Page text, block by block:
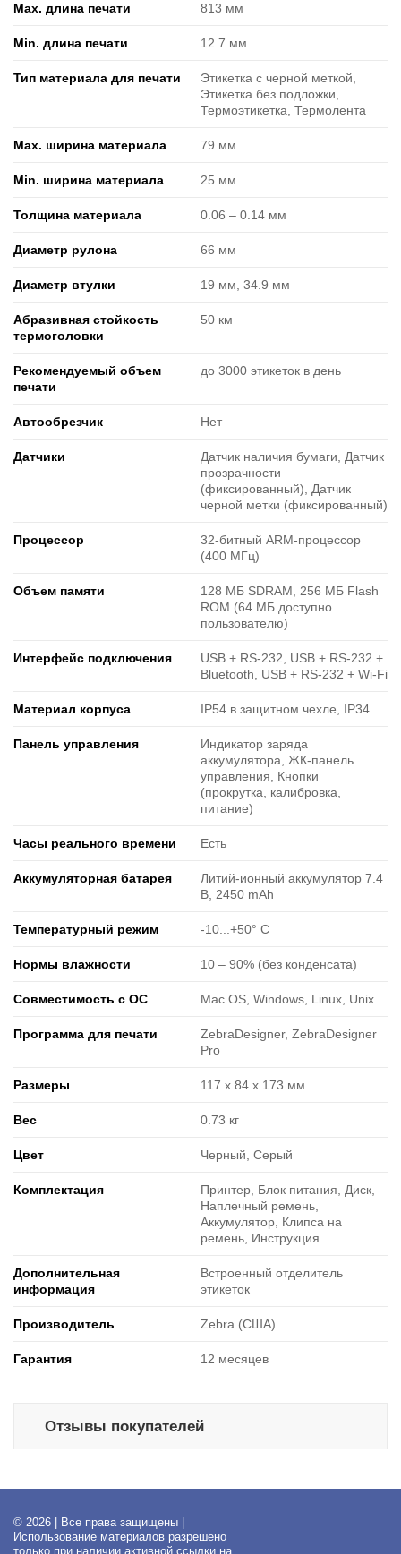
Max. длина печати 813 мм
Min. длина печати 12.7 мм
Тип материала для печати
Этикетка с черной меткой,
Этикетка без подложки,
Термоэтикетка, Термолента
Max. ширина материала 79 мм
Min. ширина материала 25 мм
Толщина материала 0.06 ‒ 0.14 мм
Диаметр рулона 66 мм
Диаметр втулки 19 мм, 34.9 мм
Абразивная стойкость
термоголовки
50 км
Рекомендуемый объем
печати
до 3000 этикеток в день
Автообрезчик Нет
Датчики
Датчик наличия бумаги, Датчик
прозрачности
(фиксированный), Датчик
черной метки (фиксированный)
Процессор
32-битный ARM-процессор
(400 МГц)
Объем памяти
128 МБ SDRAM, 256 МБ Flash
ROM (64 МБ доступно
пользователю)
Интерфейс подключения
USB + RS-232, USB + RS-232 +
Bluetooth, USB + RS-232 + Wi-Fi
Материал корпуса IP54 в защитном чехле, IP34
Панель управления
Индикатор заряда
аккумулятора, ЖК-панель
управления, Кнопки
(прокрутка, калибровка,
питание)
Часы реального времени Есть
Аккумуляторная батарея
Литий-ионный аккумулятор 7.4
В, 2450 mAh
Температурный режим -10...+50° C
Нормы влажности 10 ‒ 90% (без конденсата)
Совместимость с ОС Mac OS, Windows, Linux, Unix
Программа для печати
ZebraDesigner, ZebraDesigner
Pro
Размеры 117 x 84 x 173 мм
Вес 0.73 кг
Цвет Черный, Серый
Комплектация
Принтер, Блок питания, Диск,
Наплечный ремень,
Аккумулятор, Клипса на
ремень, Инструкция
Дополнительная
информация
Встроенный отделитель
этикеток
Производитель Zebra (США)
Гарантия 12 месяцев
Отзывы покупателей
© 2026 | Все права защищены |
Использование материалов разрешено
только при наличии активной ссылки на